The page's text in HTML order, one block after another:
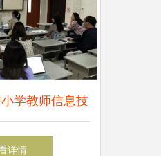
学教师信息技
升工程2.0推进
详情